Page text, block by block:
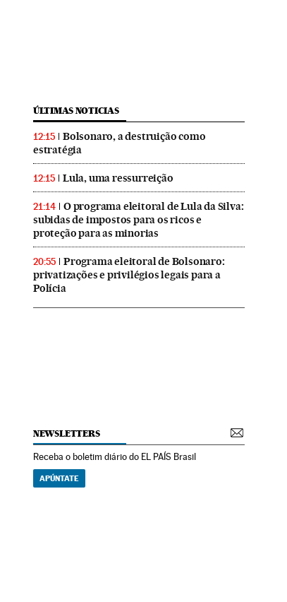
ÚLTIMAS NOTICIAS
12:15
Bolsonaro, a destruição como
estratégia
12:15 Lula, uma ressurreição
21:14
O programa eleitoral de Lula da Silva:
subidas de impostos para os ricos e
proteção para as minorias
20:55
Programa eleitoral de Bolsonaro:
privatizações e privilégios legais para a
Polícia
NEWSLETTERS
Receba o boletim diário do EL PAÍS Brasil
APÚNTATE